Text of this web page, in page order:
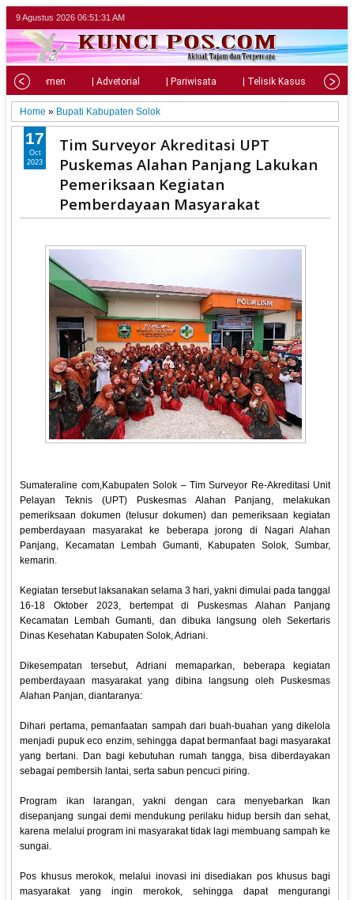
9 Agustus 2026 06:51:32 AM
| Parlemen | Advetorial | Pariwisata | Telisik Kasus |
Home » Bupati Kabupaten Solok
Tim Surveyor Akreditasi UPT
Puskemas Alahan Panjang Lakukan
Pemeriksaan Kegiatan
Pemberdayaan Masyarakat
Sumateraline com,Kabupaten Solok – Tim Surveyor Re-Akreditasi Unit
Pelayan Teknis (UPT) Puskesmas Alahan Panjang, melakukan
pemeriksaan dokumen (telusur dokumen) dan pemeriksaan kegiatan
pemberdayaan masyarakat ke beberapa jorong di Nagari Alahan
Panjang, Kecamatan Lembah Gumanti, Kabupaten Solok, Sumbar,
kemarin.
Kegiatan tersebut laksanakan selama 3 hari, yakni dimulai pada tanggal
16-18 Oktober 2023, bertempat di Puskesmas Alahan Panjang
Kecamatan Lembah Gumanti, dan dibuka langsung oleh Sekertaris
Dinas Kesehatan Kabupaten Solok, Adriani.
Dikesempatan tersebut, Adriani memaparkan, beberapa kegiatan
pemberdayaan masyarakat yang dibina langsung oleh Puskesmas
Alahan Panjan, diantaranya:
Dihari pertama, pemanfaatan sampah dari buah-buahan yang dikelola
menjadi pupuk eco enzim, sehingga dapat bermanfaat bagi masyarakat
yang bertani. Dan bagi kebutuhan rumah tangga, bisa diberdayakan
sebagai pembersih lantai, serta sabun pencuci piring.
Program ikan larangan, yakni dengan cara menyebarkan Ikan
disepanjang sungai demi mendukung perilaku hidup bersih dan sehat,
karena melalui program ini masyarakat tidak lagi membuang sampah ke
sungai.
Pos khusus merokok, melalui inovasi ini disediakan pos khusus bagi
masyarakat yang ingin merokok, sehingga dapat mengurangi
17
Oct
2023